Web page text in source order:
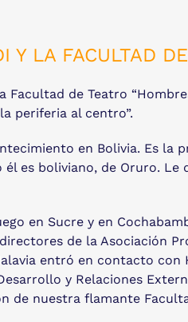
Y LA FACULTAD
Facultad de Teatro
periferia al centro”.
en Bolivia. Es la
es boliviano, de Oruro.
en Sucre y en
de la Asociación
entró en contacto
y Relaciones
de nuestra flamante